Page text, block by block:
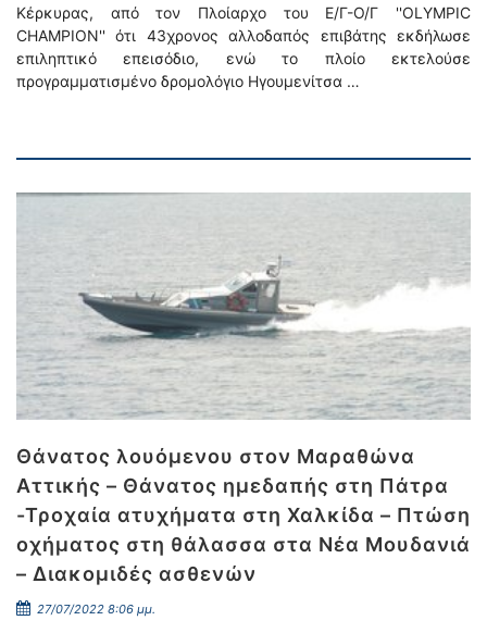
Κέρκυρας, από τον Πλοίαρχο του Ε/Γ-Ο/Γ ''OLYMPIC
CHAMPION'' ότι 43χρονος αλλοδαπός επιβάτης εκδήλωσε
επιληπτικό επεισόδιο, ενώ το πλοίο εκτελούσε
προγραμματισμένο δρομολόγιο Ηγουμενίτσα …
Θάνατος λουόμενου στον Μαραθώνα
Αττικής – Θάνατος ημεδαπής στη Πάτρα
-Τροχαία ατυχήματα στη Χαλκίδα – Πτώση
οχήματος στη θάλασσα στα Νέα Μουδανιά
– Διακομιδές ασθενών
27/07/2022 8:06 μμ.